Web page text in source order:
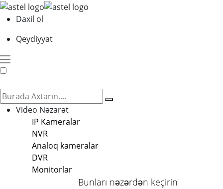
Daxil ol
Qeydiyyat
Video Nəzarət
IP Kameralar
NVR
Analoq kameralar
DVR
Monitorlar
Bunları nəzərdən keçirin